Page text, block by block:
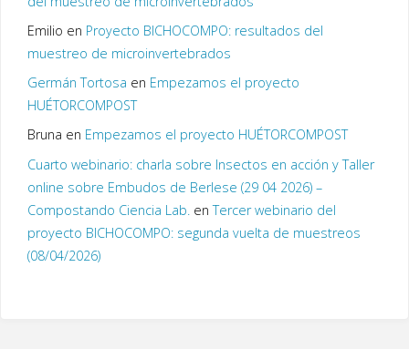
Emilio en Proyecto BICHOCOMPO: resultados del
muestreo de microinvertebrados
Germán Tortosa en Empezamos el proyecto
HUÉTORCOMPOST
Bruna en Empezamos el proyecto HUÉTORCOMPOST
Cuarto webinario: charla sobre Insectos en acción y Taller
online sobre Embudos de Berlese (29 04 2026) –
Compostando Ciencia Lab. enTercer webinario del
proyecto BICHOCOMPO: segunda vuelta de muestreos
(08/04/2026)